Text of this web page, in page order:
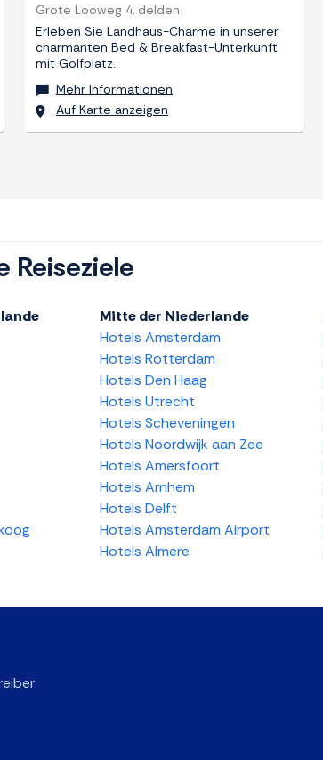
Grote Looweg 4, delden
Erleben Sie Landhaus-Charme in unserer
charmanten Bed & Breakfast-Unterkunft
mit Golfplatz.
Mehr Informationen
Auf Karte anzeigen
Reiseziele
Mitte der Niederlande
Hotels Amsterdam
Hotels Rotterdam
Hotels Den Haag
Hotels Utrecht
Hotels Scheveningen
Hotels Noordwijk aan Zee
Hotels Amersfoort
Hotels Arnhem
Hotels Delft
Hotels Amsterdam Airport
Hotels Almere